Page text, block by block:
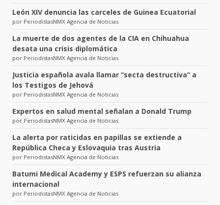
León XIV denuncia las carceles de Guinea Ecuatorial
por PeriodistasNMX Agencia de Noticias
La muerte de dos agentes de la CIA en Chihuahua
desata una crisis diplomática
por PeriodistasNMX Agencia de Noticias
Justicia española avala llamar “secta destructiva” a
los Testigos de Jehová
por PeriodistasNMX Agencia de Noticias
Expertos en salud mental señalan a Donald Trump
por PeriodistasNMX Agencia de Noticias
La alerta por raticidas en papillas se extiende a
República Checa y Eslovaquia tras Austria
por PeriodistasNMX Agencia de Noticias
Batumi Medical Academy y ESPS refuerzan su alianza
internacional
por PeriodistasNMX Agencia de Noticias